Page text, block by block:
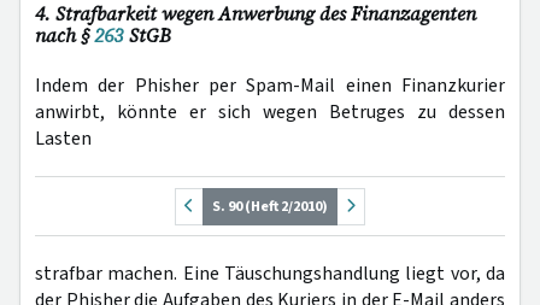
4. Strafbarkeit wegen Anwerbung des Finanzagenten
nach §263StGB
Indem der Phisher per Spam-Mail einen Finanzkurier
anwirbt, könnte er sich wegen Betruges zu dessen
Lasten
S. 90 (Heft 2/2010)
strafbar machen. Eine Täuschungshandlung liegt vor, da